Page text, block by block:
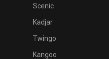
Scenic
Kadjar
Twingo
Kangoo